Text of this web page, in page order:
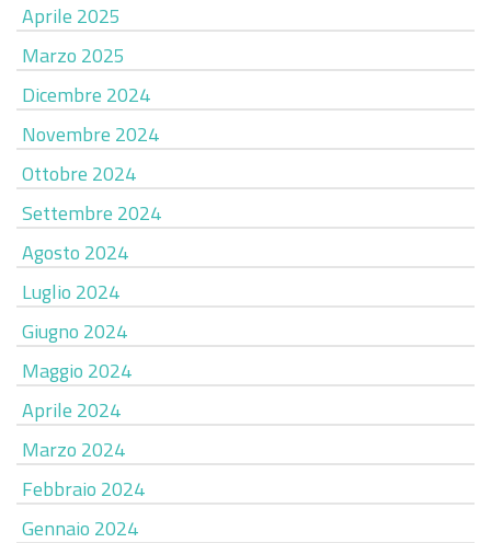
Aprile 2025
Marzo 2025
Dicembre 2024
Novembre 2024
Ottobre 2024
Settembre 2024
Agosto 2024
Luglio 2024
Giugno 2024
Maggio 2024
Aprile 2024
Marzo 2024
Febbraio 2024
Gennaio 2024